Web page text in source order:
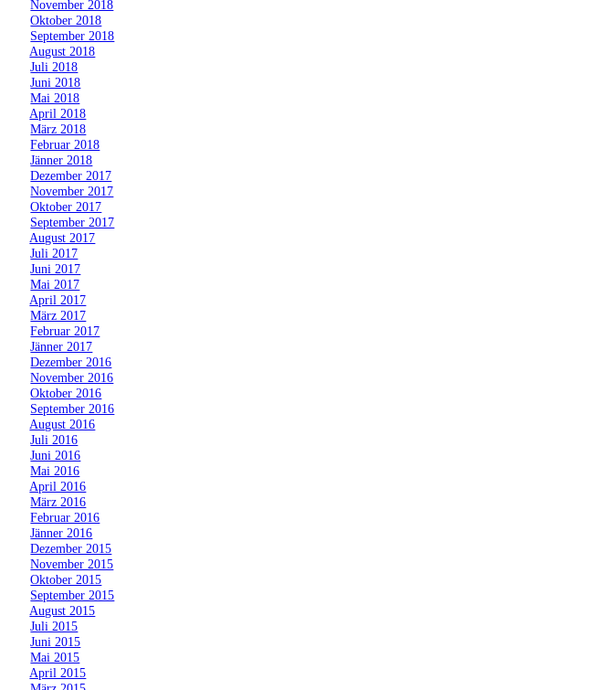
»November 2018
»Oktober 2018
September 2018
August 2018
»Juli 2018
»Juni 2018
»Mai 2018
April 2018
»März 2018
»Februar 2018
»Jänner 2018
»Dezember 2017
»November 2017
»Oktober 2017
September 2017
August 2017
»Juli 2017
»Juni 2017
»Mai 2017
April 2017
»März 2017
»Februar 2017
»Jänner 2017
»Dezember 2016
»November 2016
»Oktober 2016
September 2016
August 2016
»Juli 2016
»Juni 2016
»Mai 2016
April 2016
»März 2016
»Februar 2016
»Jänner 2016
»Dezember 2015
»November 2015
»Oktober 2015
September 2015
August 2015
»Juli 2015
»Juni 2015
»Mai 2015
April 2015